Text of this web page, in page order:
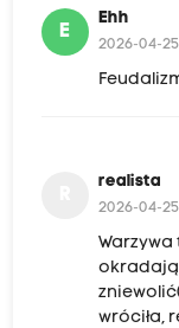
E
Ehh
2026-04-25
realista
2026-04-25
Warzywa
wróciła,